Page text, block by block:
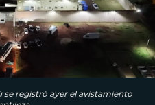
se registró ayer el avistamiento